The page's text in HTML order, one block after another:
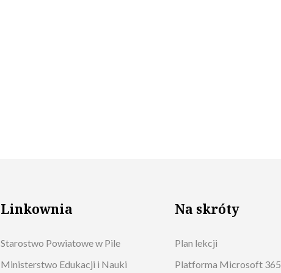
Linkownia
Starostwo Powiatowe w Pile
Ministerstwo Edukacji i Nauki
Na skróty
Plan lekcji
Platforma Microsoft 365